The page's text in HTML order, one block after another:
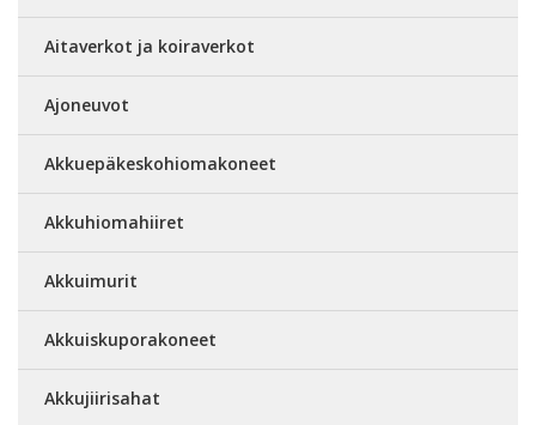
Aitaverkot ja koiraverkot
Ajoneuvot
Akkuepäkeskohiomakoneet
Akkuhiomahiiret
Akkuimurit
Akkuiskuporakoneet
Akkujiirisahat